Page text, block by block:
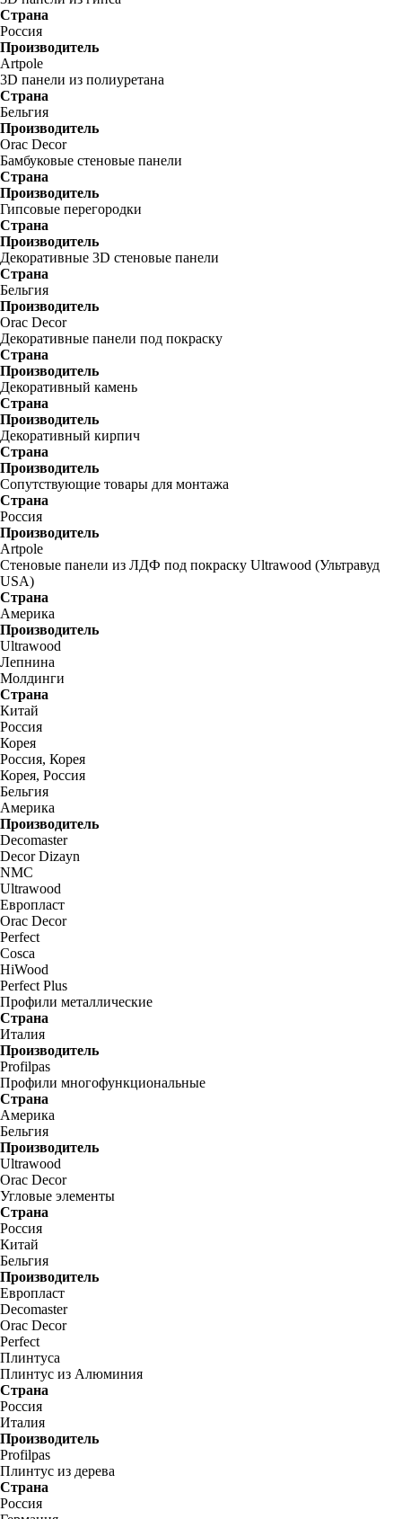
Страна
Россия
Производитель
Artpole
3D панели из полиуретана
Страна
Бельгия
Производитель
Orac Decor
Бамбуковые стеновые панели
Страна
Производитель
Гипсовые перегородки
Страна
Производитель
Декоративные 3D стеновые панели
Страна
Бельгия
Производитель
Orac Decor
Декоративные панели под покраску
Страна
Производитель
Декоративный камень
Страна
Производитель
Декоративный кирпич
Страна
Производитель
Сопутствующие товары для монтажа
Страна
Россия
Производитель
Artpole
Стеновые панели из ЛДФ под покраску Ultrawood (Ультравуд
USA)
Страна
Америка
Производитель
Ultrawood
Лепнина
Молдинги
Страна
Китай
Россия
Корея
Россия, Корея
Корея, Россия
Бельгия
Америка
Производитель
Decomaster
Decor Dizayn
NMC
Ultrawood
Европласт
Orac Decor
Perfect
Cosca
HiWood
Perfect Plus
Профили металлические
Страна
Италия
Производитель
Profilpas
Профили многофункциональные
Страна
Америка
Бельгия
Производитель
Ultrawood
Orac Decor
Угловые элементы
Страна
Россия
Китай
Бельгия
Производитель
Европласт
Decomaster
Orac Decor
Perfect
Плинтуса
Плинтус из Алюминия
Страна
Россия
Италия
Производитель
Profilpas
Плинтус из дерева
Страна
Россия